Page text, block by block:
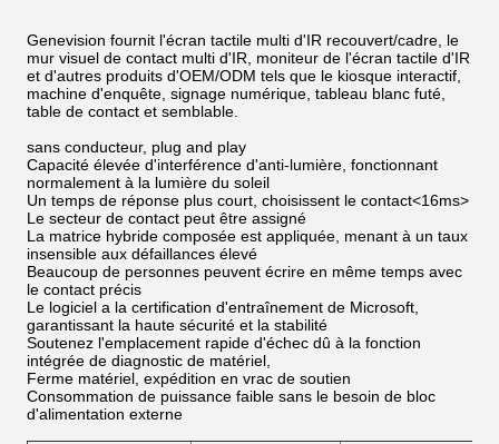
Genevision fournit l'écran tactile multi d'IR recouvert/cadre, le
mur visuel de contact multi d'IR, moniteur de l'écran tactile d'IR
et d'autres produits d'OEM/ODM tels que le kiosque interactif,
machine d'enquête, signage numérique, tableau blanc futé,
table de contact et semblable.
sans conducteur, plug and play
Capacité élevée d'interférence d'anti-lumière, fonctionnant
normalement à la lumière du soleil
Un temps de réponse plus court, choisissent le contact<16ms>
Le secteur de contact peut être assigné
La matrice hybride composée est appliquée, menant à un taux
insensible aux défaillances élevé
Beaucoup de personnes peuvent écrire en même temps avec
le contact précis
Le logiciel a la certification d'entraînement de Microsoft,
garantissant la haute sécurité et la stabilité
Soutenez l'emplacement rapide d'échec dû à la fonction
intégrée de diagnostic de matériel,
Ferme matériel, expédition en vrac de soutien
Consommation de puissance faible sans le besoin de bloc
d'alimentation externe